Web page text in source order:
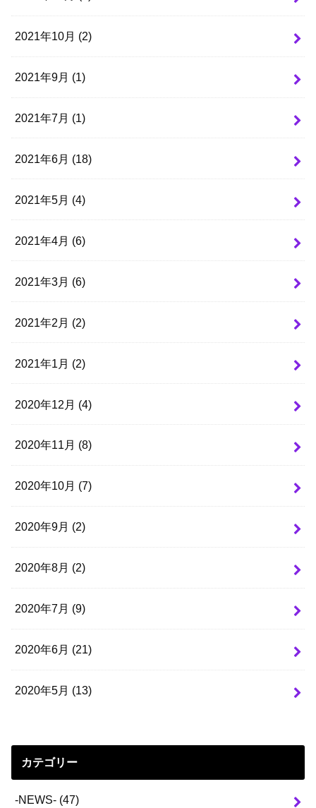
2021年10月 (2)
2021年9月 (1)
2021年7月 (1)
2021年6月 (18)
2021年5月 (4)
2021年4月 (6)
2021年3月 (6)
2021年2月 (2)
2021年1月 (2)
2020年12月 (4)
2020年11月 (8)
2020年10月 (7)
2020年9月 (2)
2020年8月 (2)
2020年7月 (9)
2020年6月 (21)
2020年5月 (13)
カテゴリー
-NEWS- (47)